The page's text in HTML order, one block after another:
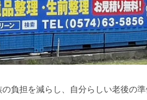
負担を減らし、自分らしい老後の準